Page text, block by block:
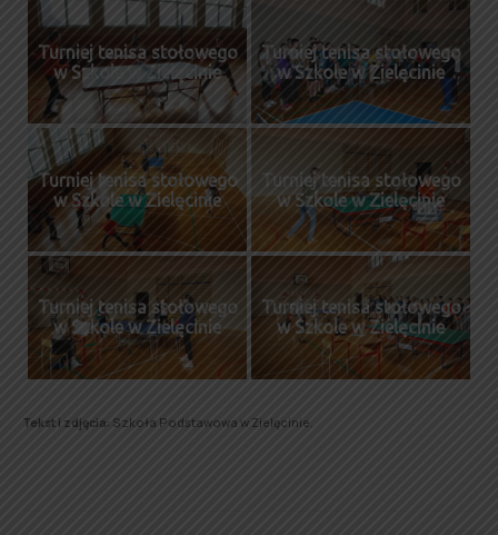
Turniej tenisa stołowego
w Szkole w Zielęcinie
Turniej tenisa stołowego
w Szkole w Zielęcinie
Turniej tenisa stołowego
w Szkole w Zielęcinie
Turniej tenisa stołowego
w Szkole w Zielęcinie
Turniej tenisa stołowego
w Szkole w Zielęcinie
Turniej tenisa stołowego
w Szkole w Zielęcinie
Tekst i zdjęcia: Szkoła Podstawowa w Zielęcinie.